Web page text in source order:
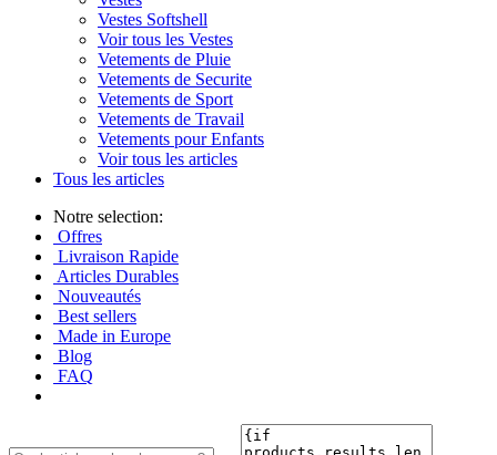
Vestes Softshell
Voir tous les Vestes
Vetements de Pluie
Vetements de Securite
Vetements de Sport
Vetements de Travail
Vetements pour Enfants
Voir tous les articles
Tous les articles
Notre selection:
Offres
Livraison Rapide
Articles Durables
Nouveautés
Best sellers
Made in Europe
Blog
FAQ